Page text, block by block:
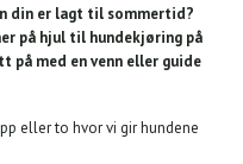
din er lagt til sommertid?
på hjul til hundekjøring på
på med en venn eller guide
eller to hvor vi gir hundene